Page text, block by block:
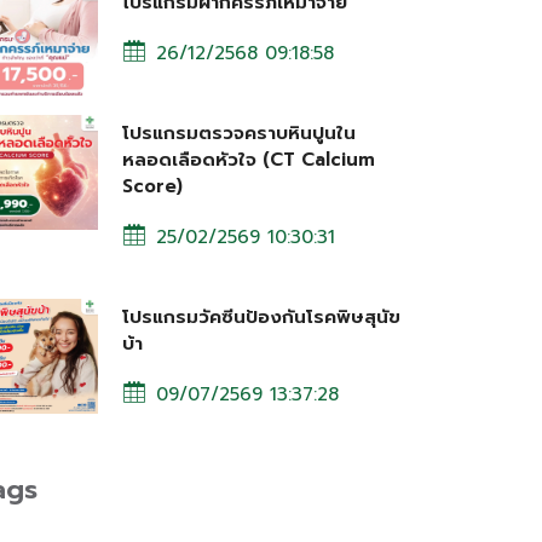
26/12/2568 09:18:58
โปรแกรมตรวจคราบหินปูนใน
หลอดเลือดหัวใจ (CT Calcium
Score)
25/02/2569 10:30:31
โปรแกรมวัคซีนป้องกันโรคพิษสุนัข
บ้า
09/07/2569 13:37:28